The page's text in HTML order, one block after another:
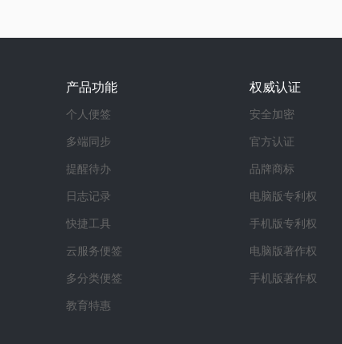
产品功能
个人便签
多端同步
提醒待办
日志记录
快捷工具
云服务便签
多分类便签
教育特惠
权威认证
安全加密
官方认证
品牌商标
电脑版专利权
手机版专利权
电脑版著作权
手机版著作权